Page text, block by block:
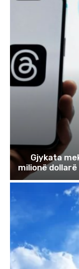
Gjykata
milionë